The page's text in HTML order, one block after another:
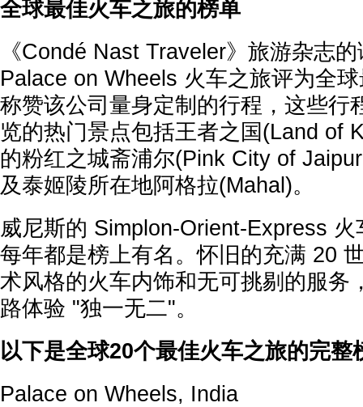
全球最佳火车之旅的榜单
《Condé Nast Traveler》旅游杂志
Palace on Wheels 火车之旅评为全
称赞该公司量身定制的行程，这些行
览的热门景点包括王者之国(Land of
的粉红之城斋浦尔(Pink City of
及泰姬陵所在地阿格拉(Mahal)。
威尼斯的 Simplon-Orient-Express
每年都是榜上有名。怀旧的充满 20
术风格的火车内饰和无可挑剔的服务
路体验 "独一无二"。
以下是全球20个最佳火车之旅的完整
Palace on Wheels, India